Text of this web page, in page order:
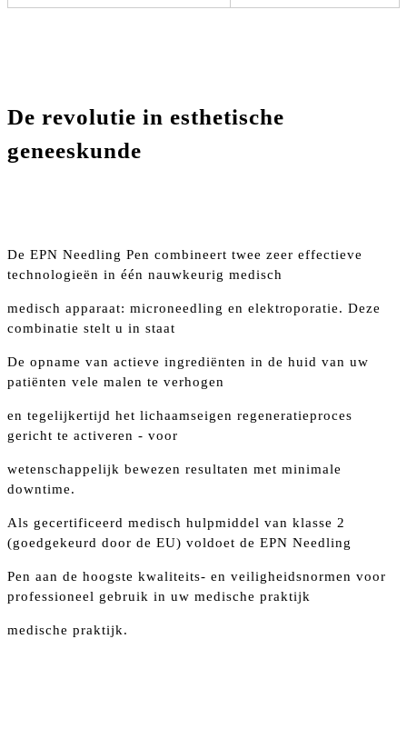
De revolutie in esthetische
geneeskunde
De EPN Needling Pen combineert twee zeer effectieve
technologieën in één nauwkeurig medisch
medisch apparaat: microneedling en elektroporatie. Deze
combinatie stelt u in staat
De opname van actieve ingrediënten in de huid van uw
patiënten vele malen te verhogen
en tegelijkertijd het lichaamseigen regeneratieproces
gericht te activeren - voor
wetenschappelijk bewezen resultaten met minimale
downtime.
Als gecertificeerd medisch hulpmiddel van klasse 2
(goedgekeurd door de EU) voldoet de EPN Needling
Pen aan de hoogste kwaliteits- en veiligheidsnormen voor
professioneel gebruik in uw medische praktijk
medische praktijk.